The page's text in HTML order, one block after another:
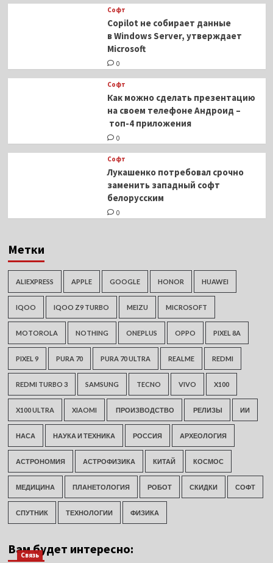
Софт
Copilot не собирает данные
в Windows Server, утверждает
Microsoft
0
Софт
Как можно сделать презентацию
на своем телефоне Андроид –
топ-4 приложения
0
Софт
Лукашенко потребовал срочно
заменить западный софт
белорусским
0
Метки
ALIEXPRESS APPLE GOOGLE HONOR HUAWEI
IQOO IQOO Z9 TURBO MEIZU MICROSOFT
MOTOROLA NOTHING ONEPLUS OPPO PIXEL 8A
PIXEL 9 PURA 70 PURA 70 ULTRA REALME REDMI
REDMI TURBO 3 SAMSUNG TECNO VIVO X100
X100 ULTRA XIAOMI ПРОИЗВОДСТВО РЕЛИЗЫ ИИ
НАСА НАУКА И ТЕХНИКА РОССИЯ АРХЕОЛОГИЯ
АСТРОНОМИЯ АСТРОФИЗИКА КИТАЙ КОСМОС
МЕДИЦИНА ПЛАНЕТОЛОГИЯ РОБОТ СКИДКИ СОФТ
СПУТНИК ТЕХНОЛОГИИ ФИЗИКА
Вам будет интересно:
Связь